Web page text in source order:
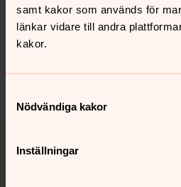
samt kakor som används för
länkar vidare till andra
kakor.
Nödvändiga kakor
Inställningar
Senast ändrad 20 april 2026
Synpunkter eller frågor
innehåll?